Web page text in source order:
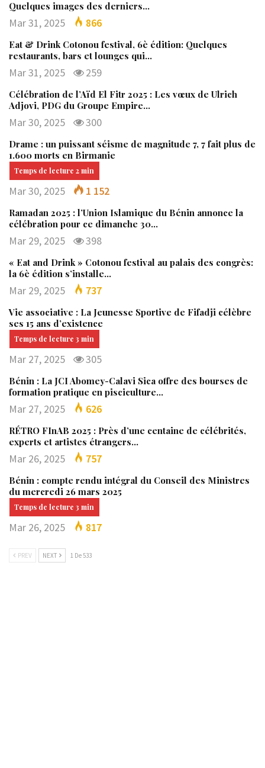
Quelques images des derniers…
Mar 31, 2025 866
Eat & Drink Cotonou festival, 6è édition: Quelques
restaurants, bars et lounges qui…
Mar 31, 2025 259
Célébration de l’Aïd El Fitr 2025 : Les vœux de Ulrich
Adjovi, PDG du Groupe Empire…
Mar 30, 2025 300
Drame : un puissant séisme de magnitude 7, 7 fait plus de
1.600 morts en Birmanie
Mar 30, 2025 1 152
Ramadan 2025 : l’Union Islamique du Bénin annonce la
célébration pour ce dimanche 30…
Mar 29, 2025 398
« Eat and Drink » Cotonou festival au palais des congrès:
la 6è édition s’installe…
Mar 29, 2025 737
Vie associative : La Jeunesse Sportive de Fifadji célèbre
ses 15 ans d’existence
Mar 27, 2025 305
Bénin : La JCI Abomey-Calavi Sica offre des bourses de
formation pratique en pisciculture…
Mar 27, 2025 626
RÉTRO FInAB 2025 : Près d’une centaine de célébrités,
experts et artistes étrangers…
Mar 26, 2025 757
Bénin : compte rendu intégral du Conseil des Ministres
du mercredi 26 mars 2025
Mar 26, 2025 817
PREV NEXT 1 De 533